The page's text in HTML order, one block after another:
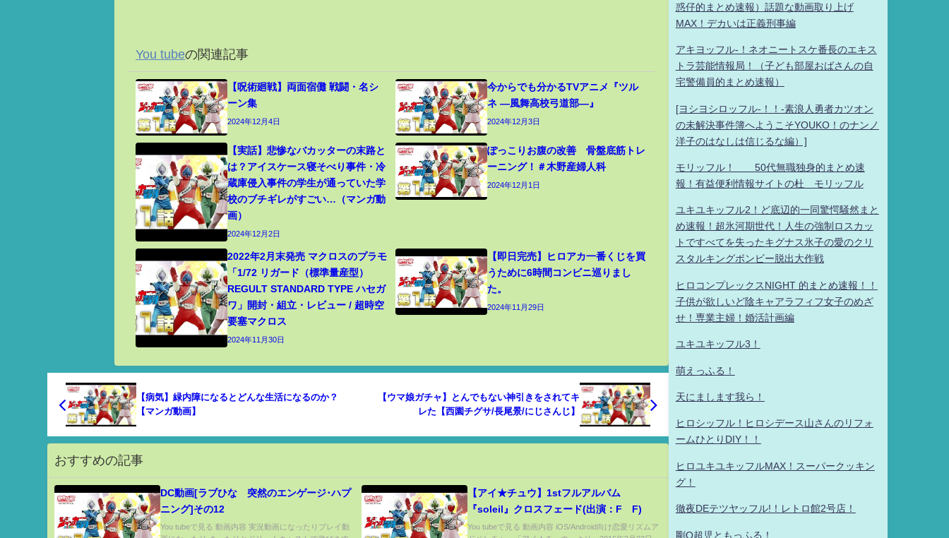
You tubeの関連記事
【呪術廻戦】両面宿儺 戦闘・名シ
ーン集
2024年12月4日
今からでも分かるTVアニメ『ツル
ネ ―風舞高校弓道部―』
2024年12月3日
【実話】悲惨なバカッターの末路と
は？アイスケース寝そべり事件・冷
蔵庫侵入事件の学生が通っていた学
校のブチギレがすごい…（マンガ動
画）
2024年12月2日
ぽっこりお腹の改善 骨盤底筋トレ
ーニング！＃木野産婦人科
2024年12月1日
2022年2月末発売 マクロスのプラモ
「1/72 リガード（標準量産型）
REGULT STANDARD TYPE ハセガ
ワ」開封・組立・レビュー / 超時空
要塞マクロス
2024年11月30日
【即日完売】ヒロアカ一番くじを買
うために6時間コンビニ巡りまし
た。
2024年11月29日
【病気】緑内障になるとどんな生活になるのか？
【マンガ動画】
【ウマ娘ガチャ】とんでもない神引きをされてキ
レた【西園チグサ/長尾景/にじさんじ】
おすすめの記事
DC動画[ラブひな 突然のエンゲージ･ハプ
ニング]その12
You tubeで見る 動画内容 実況動画になったりプレイ動
【アイ★チュウ】1stフルアルバム
『soleil』クロスフェード(出演：F∞F)
You tubeで見る 動画内容 iOS/Android向け恋愛リズムア
惑仔的まとめ速報）話題な動画取り上げ
MAX！デカいは正義刑事編
アキヨッフル-！ネオニートスケ番長のエキス
トラ芸能情報局！（子ども部屋おばさんの自
宅警備員的まとめ速報）
[ヨシヨシロッフル-！！-素浪人勇者カツオン
の未解決事件簿へようこそYOUKO！のナンノ
洋子のはなしは信じるな編）]
モリッフル！ 50代無職独身的まとめ速
報！有益便利情報サイトの杜 モリッフル
ユキユキッフル2！ど底辺的一同驚愕騒然まと
め速報！超氷河期世代！人生の強制ロスカッ
トですべてを失ったキグナス氷子の愛のクリ
スタルキングボンビー脱出大作戦
ヒロコンプレックスNIGHT 的まとめ速報！！
子供が欲しいど陰キャアラフィフ女子のめざ
せ！専業主婦！婚活計画編
ユキユキッフル3！
萌えっふる！
天にまします我ら！
ヒロシッフル！ヒロシデース山さんのリフォ
ームひとりDIY！！
ヒロユキユキッフルMAX！スーパークッキン
グ！
徹夜DEテツヤッフル!！レトロ館2号店！
剛Q超児ともっふる！